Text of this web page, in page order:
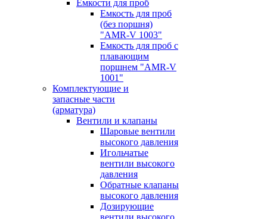
Емкости для проб
Емкость для проб
(без поршня)
"AMR-V 1003"
Емкость для проб с
плавающим
поршнем "AMR-V
1001"
Комплектующие и
запасные части
(арматура)
Вентили и клапаны
Шаровые вентили
высокого давления
Игольчатые
вентили высокого
давления
Обратные клапаны
высокого давления
Дозирующие
вентили высокого